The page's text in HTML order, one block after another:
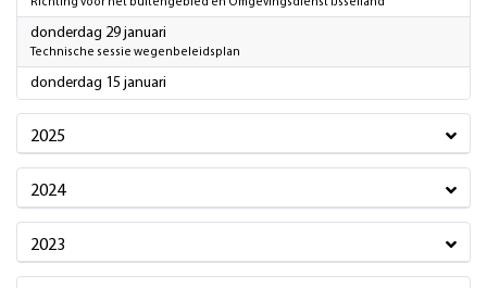
Richting voor het buitengebied en Omgevingsdienst IJsselland
donderdag 29 januari
Technische sessie wegenbeleidsplan
donderdag 15 januari
2025
2024
2023